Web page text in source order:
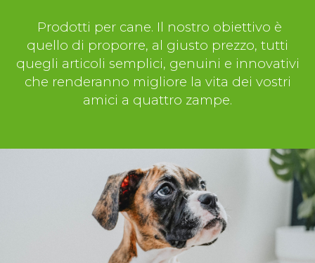
Prodotti per cane. Il nostro obiettivo è
quello di proporre, al giusto prezzo, tutti
quegli articoli semplici, genuini e innovativi
che renderanno migliore la vita dei vostri
amici a quattro zampe.